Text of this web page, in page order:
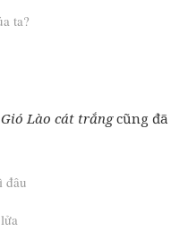
ta?
Gió Lào cát trắngcũng đã
đâu